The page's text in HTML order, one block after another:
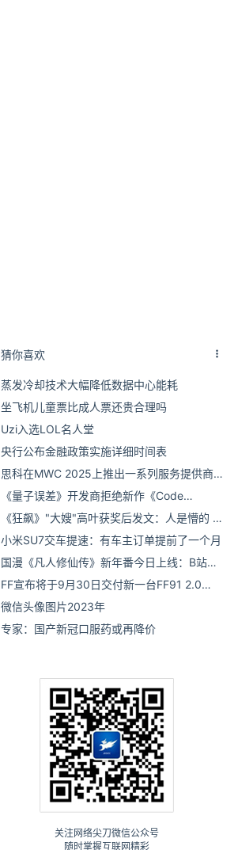
猜你喜欢
蒸发冷却技术大幅降低数据中心能耗
坐飞机儿童票比成人票还贵合理吗
Uzi入选LOL名人堂
央行公布金融政策实施详细时间表
思科在MWC 2025上推出一系列服务提供商创
新
《量子误差》开发商拒绝新作《Code
Violet》上PC：抵制粗俗MOD！
《狂飙》"大嫂"高叶获奖后发文：人是懵的 手
是抖的
小米SU7交车提速：有车主订单提前了一个月
国漫《凡人修仙传》新年番今日上线：B站独
播
FF宣布将于9月30日交付新一台FF91 2.0
Futurist Alliance
微信头像图片2023年
专家：国产新冠口服药或再降价
关注网络尖刀微信公众号
随时掌握互联网精彩